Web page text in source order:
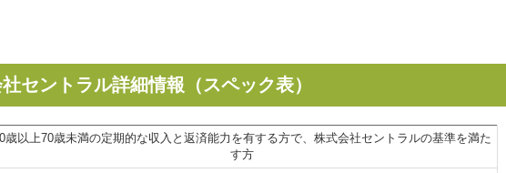
セントラル詳細情報（スペック表）
歳以上70歳未満の定期的な収入と返済能力を有する方で、株式会社セントラルの基準を満た
す方